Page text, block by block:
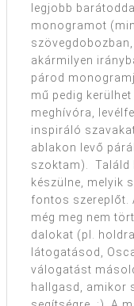
legjobb
monogramot
akármilyen
párod
mű pedig
meghívóra,
inspiráló
ablakon levő
szoktam). Találd
készülne, melyik
fontos szereplőt.
még meg nem
dalokat (pl.
látogatásod,
válogatást
hallgasd, amikor